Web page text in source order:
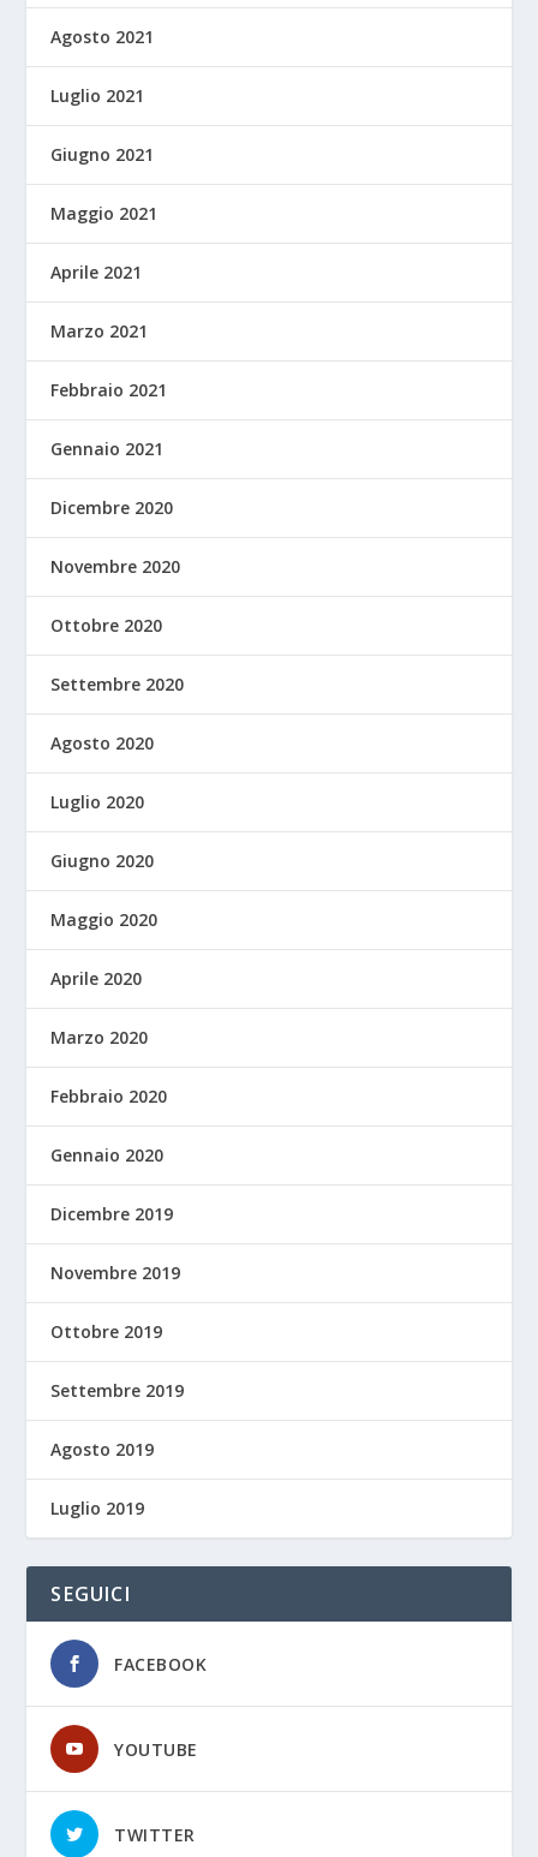
Agosto 2021
Luglio 2021
Giugno 2021
Maggio 2021
Aprile 2021
Marzo 2021
Febbraio 2021
Gennaio 2021
Dicembre 2020
Novembre 2020
Ottobre 2020
Settembre 2020
Agosto 2020
Luglio 2020
Giugno 2020
Maggio 2020
Aprile 2020
Marzo 2020
Febbraio 2020
Gennaio 2020
Dicembre 2019
Novembre 2019
Ottobre 2019
Settembre 2019
Agosto 2019
Luglio 2019
SEGUICI
FACEBOOK
YOUTUBE
TWITTER